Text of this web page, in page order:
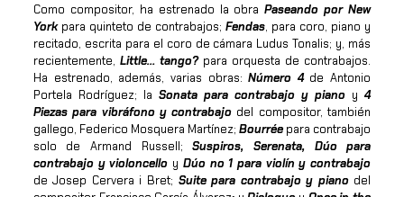
Como compositor, ha estrenado la obraPaseando por New
York para quinteto de contrabajos;Fendas, para coro, piano y
recitado, escrita para el coro de cámara Ludus Tonalis; y, más
recientemente, Little… tango? para orquesta de contrabajos.
Ha estrenado, además, varias obras:Número 4 de Antonio
Portela Rodríguez; la Sonata para contrabajo y piano y4
Piezas para vibráfono y contrabajo del compositor, también
gallego, Federico Mosquera Martínez;Bourrée para contrabajo
solo de Armand Russell;Suspiros, Serenata, Dúo para
contrabajo y violoncello y Dúo no 1 para violín y contrabajo
de Josep Cervera i Bret; Suite para contrabajo y piano del